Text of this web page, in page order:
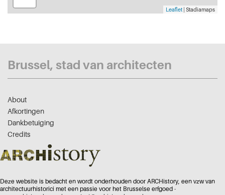
Leaflet | Stadiamaps
Brussel, stad van architecten
About
Afkortingen
Dankbetuiging
Credits
Deze website is bedacht en wordt onderhouden door ARCHistory, een vzw van
architectuurhistorici met een passie voor het Brusselse erfgoed -